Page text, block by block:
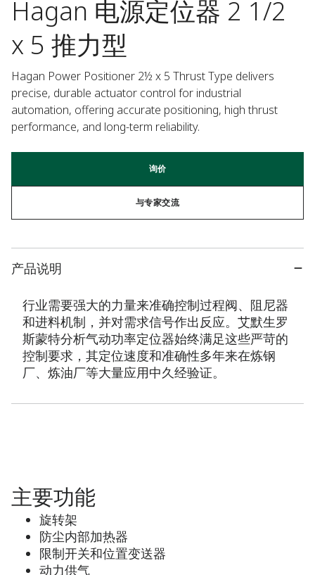
Hagan 电源定位器 2 1/2
x 5 推力型
Hagan Power Positioner 2½ x 5 Thrust Type delivers
precise, durable actuator control for industrial
automation, offering accurate positioning, high thrust
performance, and long-term reliability.
询价
与专家交流
产品说明
行业需要强大的力量来准确控制过程阀、阻尼器
和进料机制，并对需求信号作出反应。艾默生罗
斯蒙特分析气动功率定位器始终满足这些严苛的
控制要求，其定位速度和准确性多年来在炼钢
厂、炼油厂等大量应用中久经验证。
主要功能
旋转架
防尘内部加热器
限制开关和位置变送器
动力供气